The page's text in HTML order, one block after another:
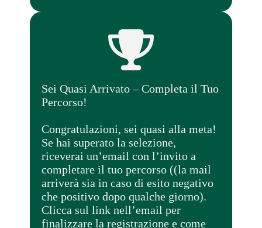
Sei Quasi Arrivato – Completa il Tuo
Percorso!
Congratulazioni, sei quasi alla meta!
Se hai superato la selezione,
riceverai un’email con l’invito a
completare il tuo percorso ((la mail
arriverà sia in caso di esito negativo
che positivo dopo qualche giorno).
Clicca sul link nell’email per
finalizzare la registrazione e come